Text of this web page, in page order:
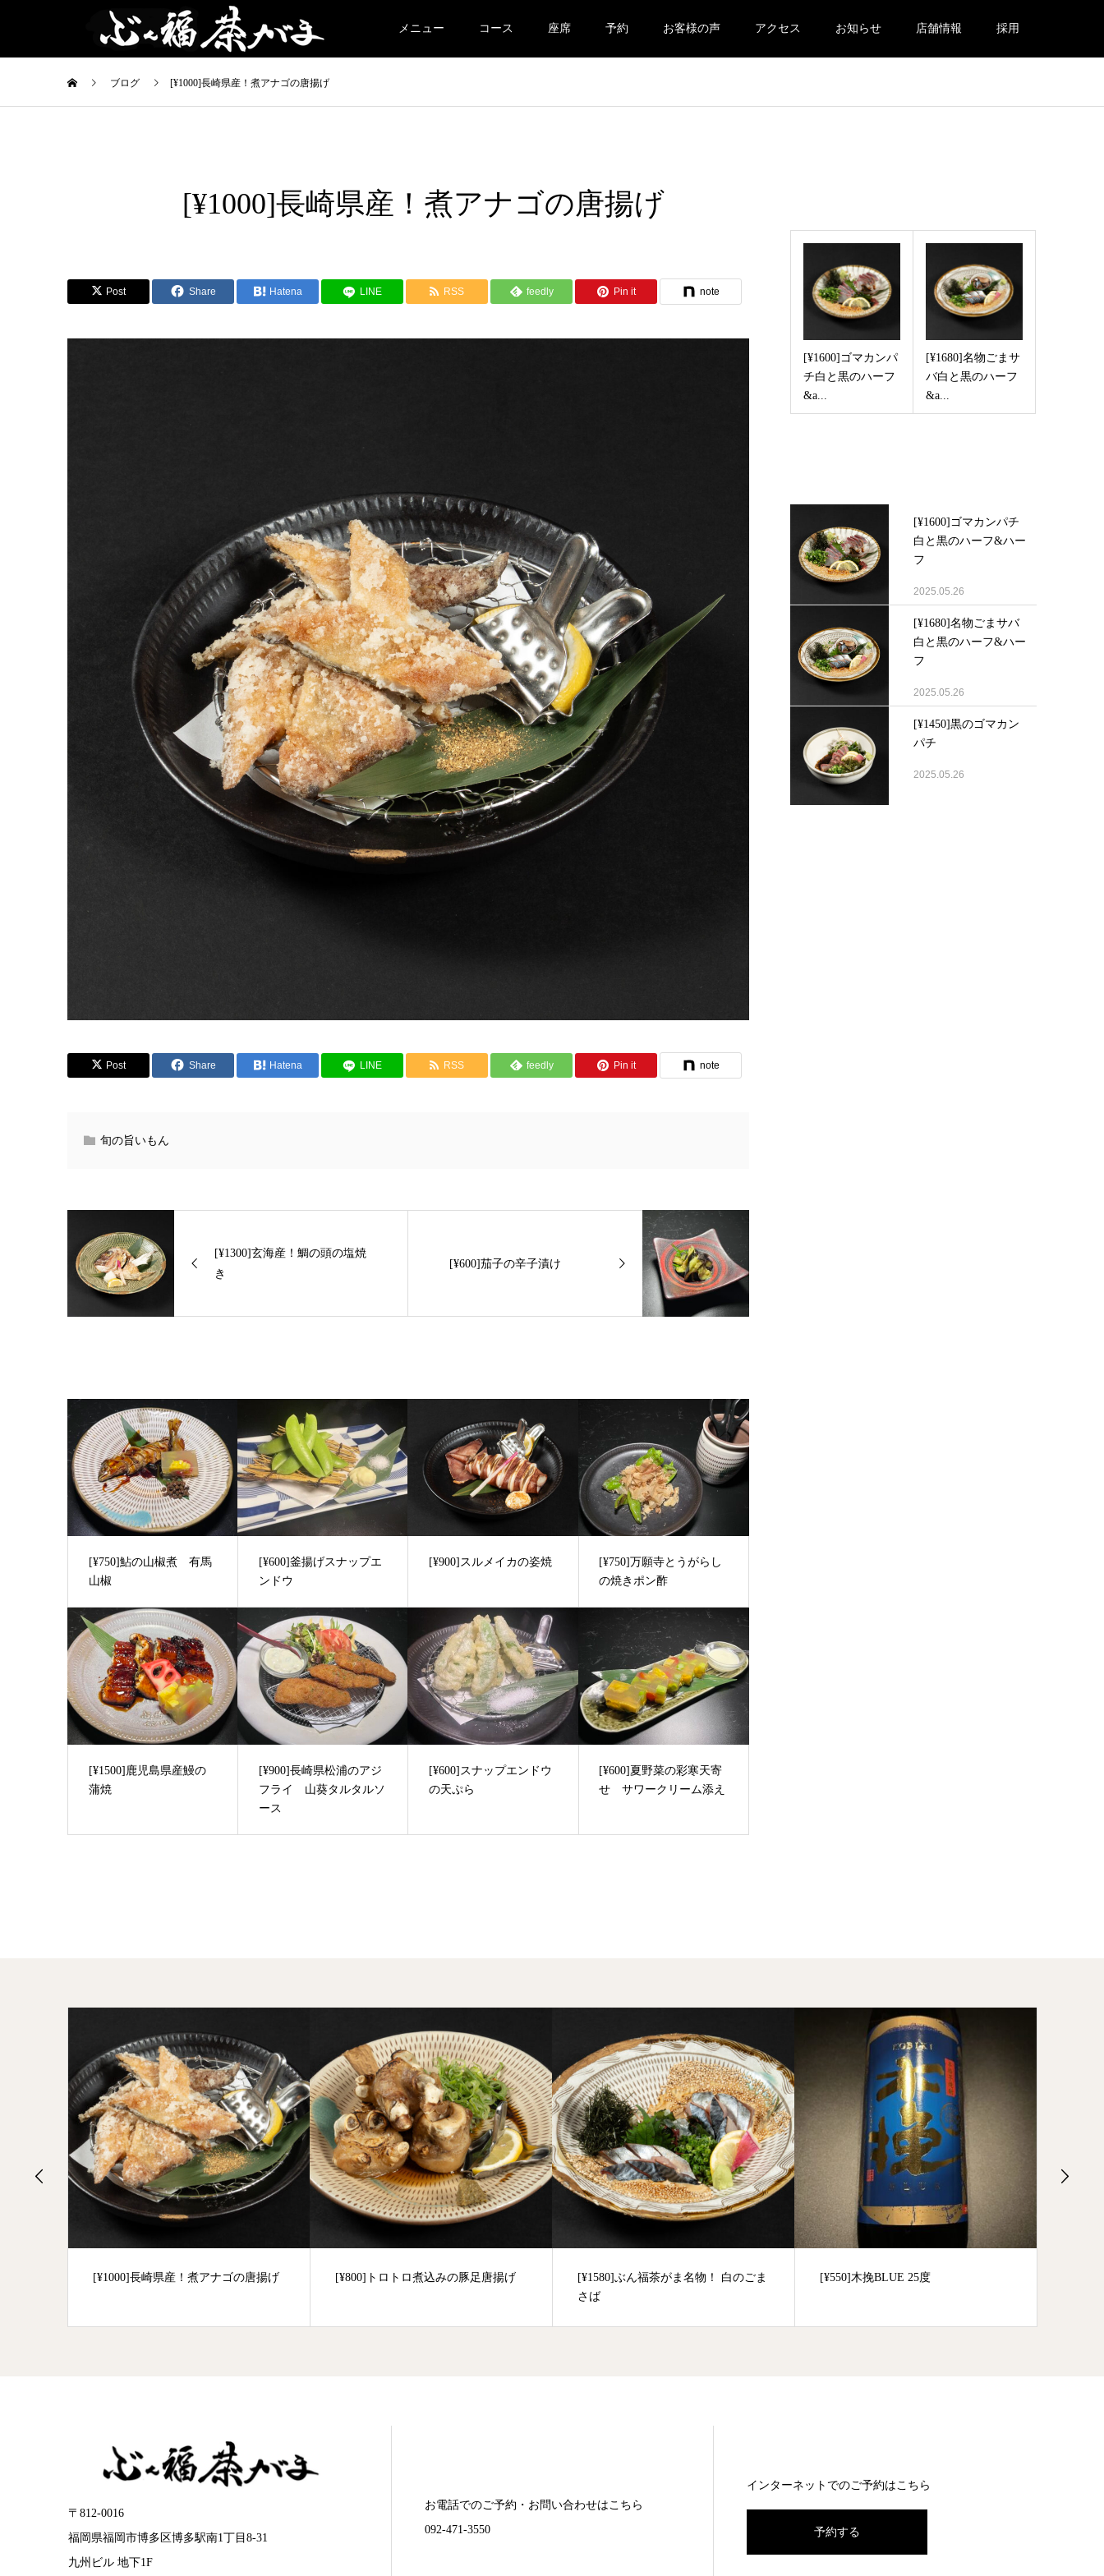
メニュー コース 座席 予約 お客様の声 アクセス お知らせ 店舗情報 採用
ブログ [¥1000]長崎県産！煮アナゴの唐揚げ
[¥1000]長崎県産！煮アナゴの唐揚げ
Post Share Hatena LINE RSS feedly Pin it note
Post Share Hatena LINE RSS feedly Pin it note
旬の旨いもん
[¥1300]玄海産！鯛の頭の塩焼
き
[¥600]茄子の辛子漬け
[¥750]鮎の山椒煮 有馬
山椒
[¥600]釜揚げスナップエ
ンドウ
[¥900]スルメイカの姿焼
[¥750]万願寺とうがらし
の焼きポン酢
[¥1500]鹿児島県産鰻の
蒲焼
[¥900]長崎県松浦のアジ
フライ 山葵タルタルソ
ース
[¥600]スナップエンドウ
の天ぷら
[¥600]夏野菜の彩寒天寄
せ サワークリーム添え
[¥1600]ゴマカンパ
チ白と黒のハーフ
&a...
[¥1680]名物ごまサ
バ白と黒のハーフ
&a...
[¥1600]ゴマカンパチ
白と黒のハーフ&ハー
フ
2025.05.26
[¥1680]名物ごまサバ
白と黒のハーフ&ハー
フ
2025.05.26
[¥1450]黒のゴマカン
パチ
2025.05.26
[¥1000]長崎県産！煮アナゴの唐揚げ [¥800]トロトロ煮込みの豚足唐揚げ
[¥1580]ぶん福茶がま名物！ 白のごま
さば
[¥550]木挽BLUE 25度
〒812-0016
福岡県福岡市博多区博多駅南1丁目8-31
九州ビル 地下1F
お電話でのご予約・お問い合わせはこちら
092-471-3550
インターネットでのご予約はこちら
予約する